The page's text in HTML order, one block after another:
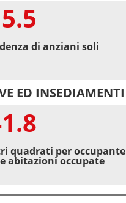
di anziani soli
ED INSEDIAMENTI
quadrati per occupante
abitazioni occupate